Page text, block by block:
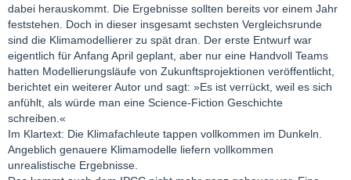
dabei herauskommt. Die Ergebnisse sollten bereits vor einem Jahr
feststehen. Doch in dieser insgesamt sechsten Vergleichsrunde
sind die Klimamodellierer zu spät dran. Der erste Entwurf war
eigentlich für Anfang April geplant, aber nur eine Handvoll Teams
hatten Modellierungsläufe von Zukunftsprojektionen veröffentlicht,
berichtet ein weiterer Autor und sagt: »Es ist verrückt, weil es sich
anfühlt, als würde man eine Science-Fiction Geschichte
schreiben.«
Im Klartext: Die Klimafachleute tappen vollkommen im Dunkeln.
Angeblich genauere Klimamodelle liefern vollkommen
unrealistische Ergebnisse.